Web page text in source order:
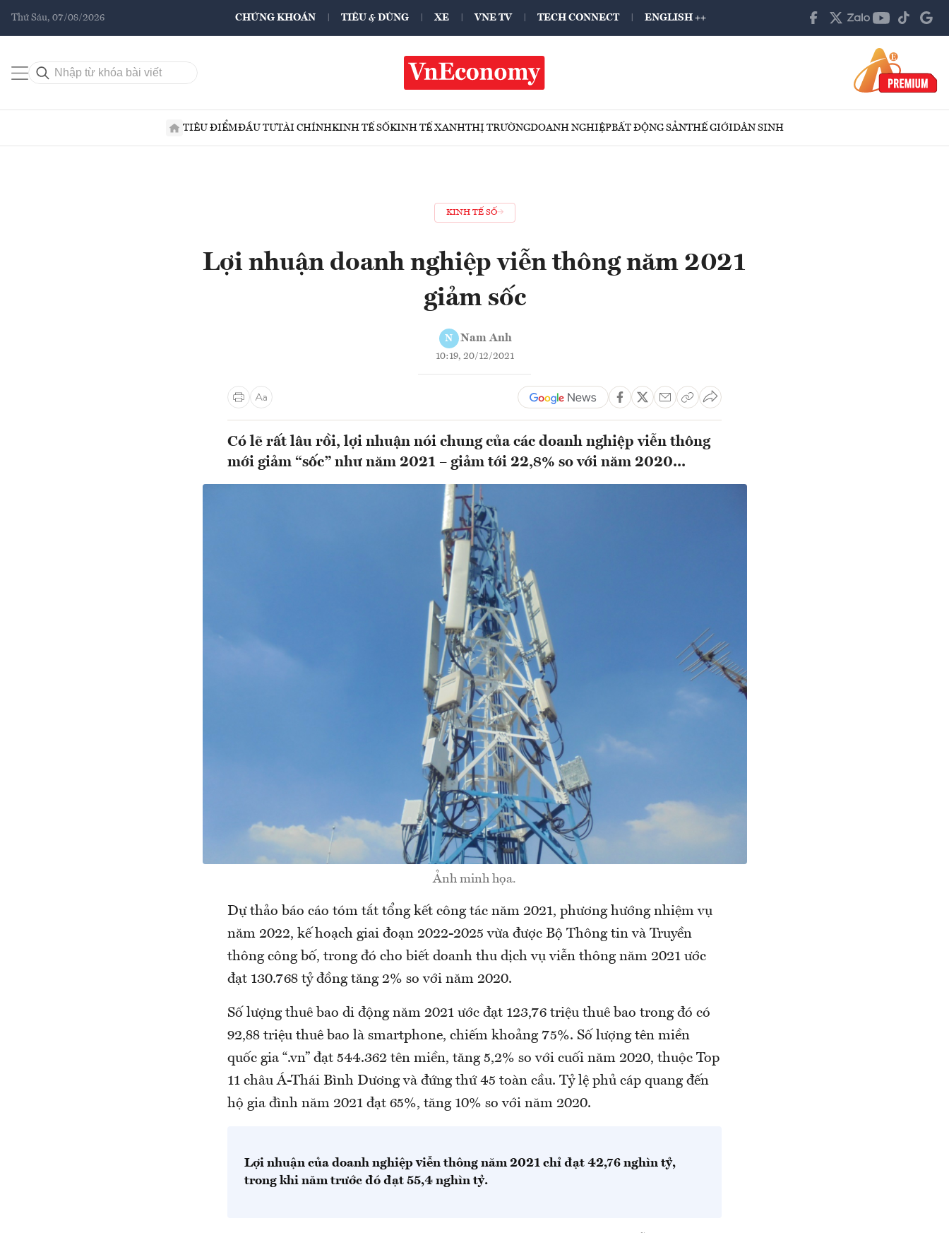
Thứ Sáu, 07/08/2026 CHỨNG KHOÁN TIÊU & DÙNG XE VNE TV TECH CONNECT ENGLISH ++
TIÊU ĐIỂMĐẦU TƯTÀI CHÍNHKINH TẾ SỐKINH TẾ XANHTHỊ TRƯỜNGDOANH NGHIỆPBẤT ĐỘNG SẢNTHẾ GIỚIDÂN SINH
KINH TẾ SỐ
Lợi nhuận doanh nghiệp viễn thông năm 2021
giảm sốc
N Nam Anh
10:19, 20/12/2021
Có lẽ rất lâu rồi, lợi nhuận nói chung của các doanh nghiệp viễn thông
mới giảm “sốc” như năm 2021 – giảm tới 22,8% so với năm 2020...
Ảnh minh họa.
Dự thảo báo cáo tóm tắt tổng kết công tác năm 2021, phương hướng nhiệm vụ
năm 2022, kế hoạch giai đoạn 2022-2025 vừa được Bộ Thông tin và Truyền
thông công bố, trong đó cho biết doanh thu dịch vụ viễn thông năm 2021 ước
đạt 130.768 tỷ đồng tăng 2% so với năm 2020.
Số lượng thuê bao di động năm 2021 ước đạt 123,76 triệu thuê bao trong đó có
92,88 triệu thuê bao là smartphone, chiếm khoảng 75%. Số lượng tên miền
quốc gia “.vn” đạt 544.362 tên miền, tăng 5,2% so với cuối năm 2020, thuộc Top
11 châu Á-Thái Bình Dương và đứng thứ 45 toàn cầu. Tỷ lệ phủ cáp quang đến
hộ gia đình năm 2021 đạt 65%, tăng 10% so với năm 2020.
Lợi nhuận của doanh nghiệp viễn thông năm 2021 chỉ đạt 42,76 nghìn tỷ,
trong khi năm trước đó đạt 55,4 nghìn tỷ.